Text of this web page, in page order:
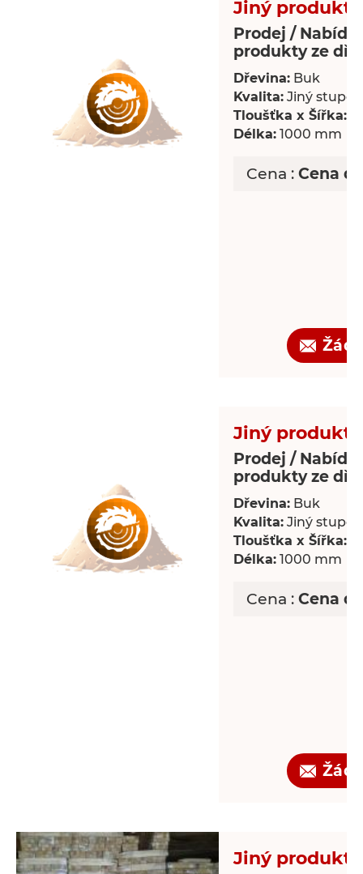
Jiný produkt
Prodej /
produkty ze
Dřevina: Buk
Kvalita: Jiný
Tloušťka x Šířka:
Délka: 1000 mm
Cena : Cena
Jiný produkt
Prodej /
produkty ze
Dřevina: Buk
Kvalita: Jiný
Tloušťka x Šířka:
Délka: 1000 mm
Cena : Cena
Jiný produkt